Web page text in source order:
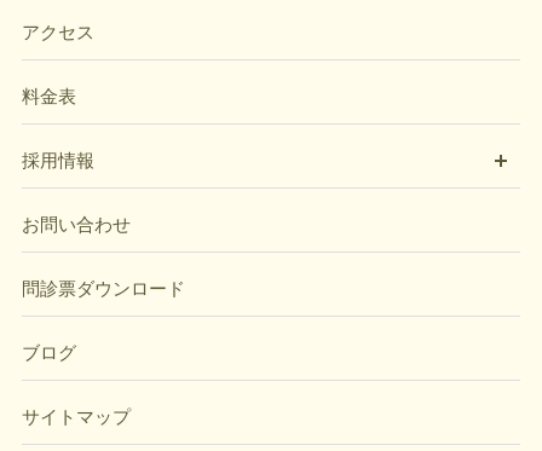
アクセス
料金表
採用情報
お問い合わせ
問診票ダウンロード
ブログ
サイトマップ